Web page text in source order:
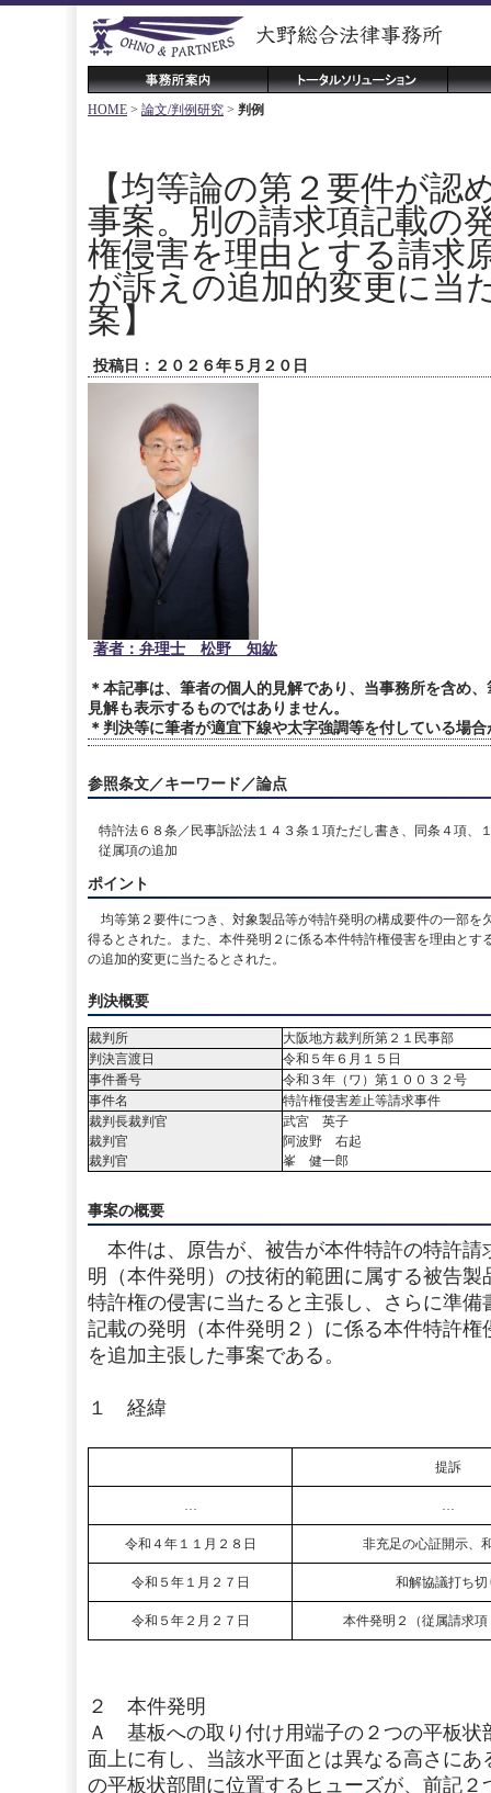
HOME > 論文/判例研究 > 判例
【均等論の第２要件が認
事案。別の請求項記載の
権侵害を理由とする請求
が訴えの追加的変更に当
案】
投稿日：２０２６年５月２０日
著者：弁理士 松野 知紘
＊本記事は、筆者の個人的見解であり、当事務所を含め
見解も表示するものではありません。
＊判決等に筆者が適宜下線や太字強調等を付している場
参照条文／キーワード／論点
特許法６８条／民事訴訟法１４３条１項ただし書き、同条４項、
従属項の追加
ポイント
均等第２要件につき、対象製品等が特許発明の構成要件の一部を
得るとされた。また、本件発明２に係る本件特許権侵害を理由とす
の追加的変更に当たるとされた。
判決概要
裁判所
大阪地方裁判所第２１民事部
判決言渡日
令和５年６月１５日
事件番号
令和３年（ワ）第１００３２号
事件名
特許権侵害差止等請求事件
裁判長裁判官
裁判官
裁判官
武宮 英子
阿波野 右起
峯 健一郎
事案の概要
本件は、原告が、被告が本件特許の特許請
明（本件発明）の技術的範囲に属する被告
特許権の侵害に当たると主張し、さらに準
記載の発明（本件発明２）に係る本件特許
を追加主張した事案である。
１ 経緯
提訴
… …
令和４年１１月２８日 非充足の心証開示、
令和５年１月２７日 和解協議打ち切
令和５年２月２７日 本件発明２（従属請求
２ 本件発明
Ａ 基板への取り付け用端子の２つの平板状
面上に有し、当該水平面とは異なる高さに
の平板状部間に位置するヒューズが、前記